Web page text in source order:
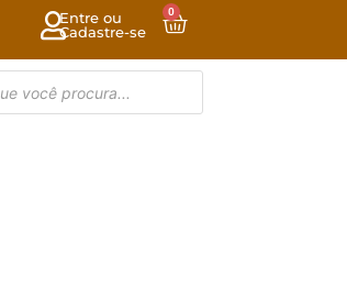
Entre ou
Cadastre-se
0